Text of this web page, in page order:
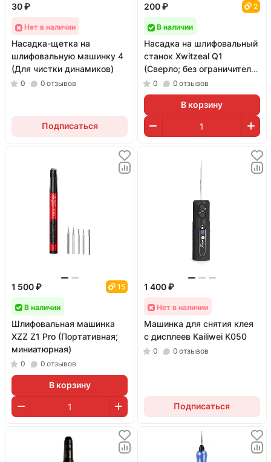
30 ₽
Нет в наличии
Насадка-щетка на
шлифовальную машинку 4
(Для чистки динамиков)
0 0 отзывов
Подписаться
200 ₽ 2
В наличии
Насадка на шлифовальный
станок Xwitzeal Q1
(Сверло; без ограничителя;
№1)
0 0 отзывов
В корзину
1 500 ₽ 15
В наличии
Шлифовальная машинка
XZZ Z1 Pro (Портативная;
миниатюрная)
0 0 отзывов
В корзину
1 400 ₽
Нет в наличии
Машинка для снятия клея
с дисплеев Kailiwei K050
0 0 отзывов
Подписаться